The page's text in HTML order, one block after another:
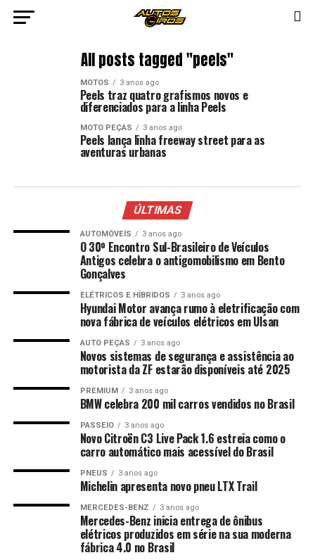
All posts tagged "peels"
MOTOS 3 anos ago
Peels traz quatro grafismos novos e
diferenciados para a linha Peels
MOTO PEÇAS 3 anos ago
Peels lança linha freeway street para as
aventuras urbanas
ÚLTIMAS
AUTOMÓVEIS 3 anos ago
O 30º Encontro Sul-Brasileiro de Veículos
Antigos celebra o antigomobilismo em Bento
Gonçalves
ELÉTRICOS E HÍBRIDOS 3 anos ago
Hyundai Motor avança rumo à eletrificação com
nova fábrica de veículos elétricos em Ulsan
AUTO PEÇAS 3 anos ago
Novos sistemas de segurança e assistência ao
motorista da ZF estarão disponíveis até 2025
PREMIUM 3 anos ago
BMW celebra 200 mil carros vendidos no Brasil
PASSEIO 3 anos ago
Novo Citroën C3 Live Pack 1.6 estreia como o
carro automático mais acessível do Brasil
PNEUS 3 anos ago
Michelin apresenta novo pneu LTX Trail
MERCEDES-BENZ 3 anos ago
Mercedes-Benz inicia entrega de ônibus
elétricos produzidos em série na sua moderna
fábrica 4.0 no Brasil